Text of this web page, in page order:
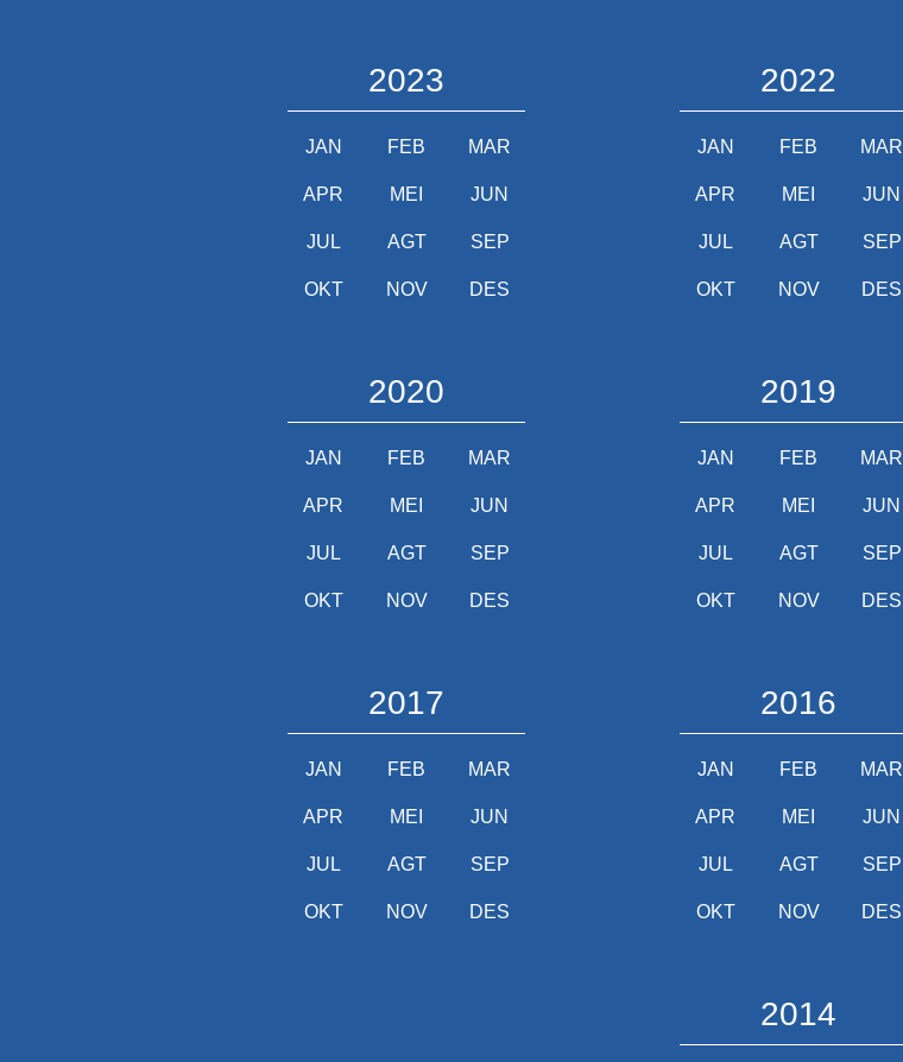
2023
JAN FEB MAR
APR MEI JUN
JUL AGT SEP
OKT NOV DES
2022
JAN FEB MAR
APR MEI JUN
JUL AGT SEP
OKT NOV DES
2020
JAN FEB MAR
APR MEI JUN
JUL AGT SEP
OKT NOV DES
2019
JAN FEB MAR
APR MEI JUN
JUL AGT SEP
OKT NOV DES
2017
JAN FEB MAR
APR MEI JUN
JUL AGT SEP
OKT NOV DES
2016
JAN FEB MAR
APR MEI JUN
JUL AGT SEP
OKT NOV DES
2014